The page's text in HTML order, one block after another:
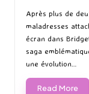
by
Après plus de
maladresses
écran dans
saga
une évolution…
Read More